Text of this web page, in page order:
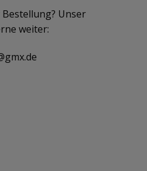
Unser
weiter: